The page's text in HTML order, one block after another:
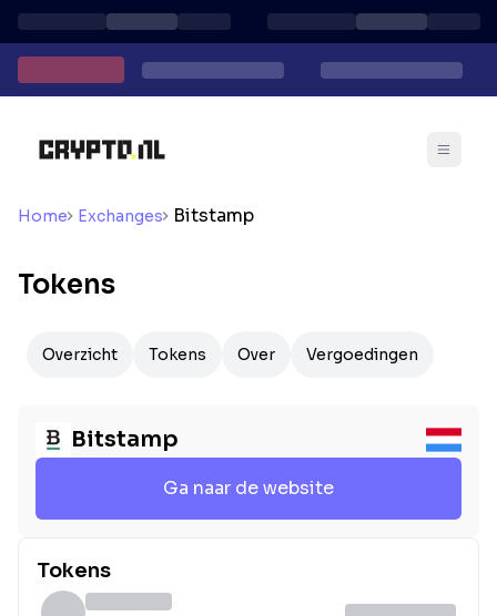
Home Exchanges Bitstamp
Tokens
Overzicht Tokens Over Vergoedingen
Bitstamp
Ga naar de website
Tokens